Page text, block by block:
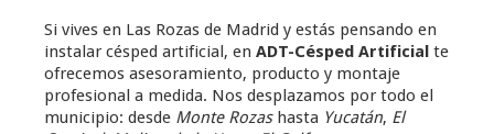
Si vives en Las Rozas de Madrid y estás pensando en
instalar césped artificial, en ADT-Césped Artificial te
ofrecemos asesoramiento, producto y montaje
profesional a medida. Nos desplazamos por todo el
municipio: desde Monte Rozashasta Yucatán, El